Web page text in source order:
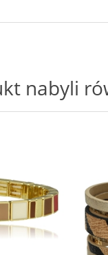
nabyli